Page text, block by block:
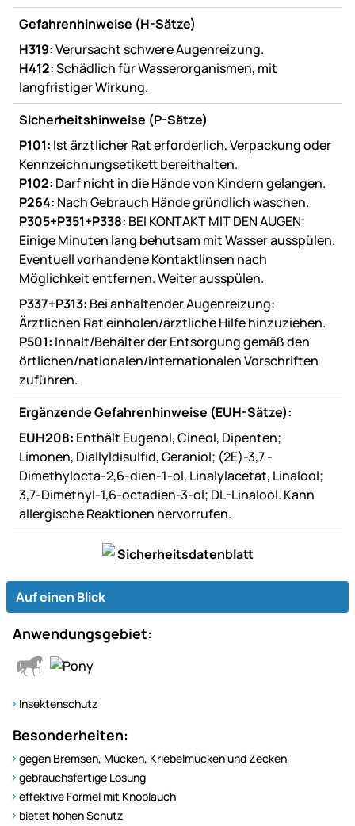
Gefahrenhinweise (H-Sätze)
H319:Verursacht schwere Augenreizung.
H412:Schädlich für Wasserorganismen, mit
langfristiger Wirkung.
Sicherheitshinweise (P-Sätze)
P101: Ist ärztlicher Rat erforderlich, Verpackung oder
Kennzeichnungsetikett bereithalten.
P102: Darf nicht in die Hände von Kindern gelangen.
P264: Nach Gebrauch Hände gründlich waschen.
P305+P351+P338: BEI KONTAKT MIT DEN AUGEN:
Einige Minuten lang behutsam mit Wasser ausspülen.
Eventuell vorhandene Kontaktlinsen nach
Möglichkeit entfernen. Weiter ausspülen.
P337+P313: Bei anhaltender Augenreizung:
Ärztlichen Rat einholen/ärztliche Hilfe hinzuziehen.
P501: Inhalt/Behälter der Entsorgung gemäß den
örtlichen/nationalen/internationalen Vorschriften
zuführen.
Ergänzende Gefahrenhinweise (EUH-Sätze):
EUH208: Enthält Eugenol, Cineol, Dipenten;
Limonen, Diallyldisulfid, Geraniol; (2E)-3,7 -
Dimethylocta-2,6-dien-1-ol, Linalylacetat, Linalool;
3,7-Dimethyl-1,6-octadien-3-ol; DL-Linalool. Kann
allergische Reaktionen hervorrufen.
Sicherheitsdatenblatt
Auf einen Blick
Anwendungsgebiet:
Insektenschutz
Besonderheiten:
gegen Bremsen, Mücken, Kriebelmücken und Zecken
gebrauchsfertige Lösung
effektive Formel mit Knoblauch
bietet hohen Schutz